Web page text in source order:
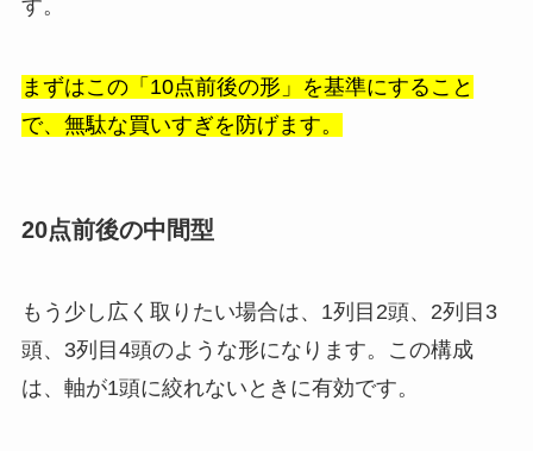
す。
まずはこの「10点前後の形」を基準にすること
で、無駄な買いすぎを防げます。
20点前後の中間型
もう少し広く取りたい場合は、1列目2頭、2列目3
頭、3列目4頭のような形になります。この構成
は、軸が1頭に絞れないときに有効です。